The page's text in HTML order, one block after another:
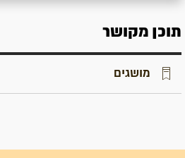
תוכן מקושר
מושגים